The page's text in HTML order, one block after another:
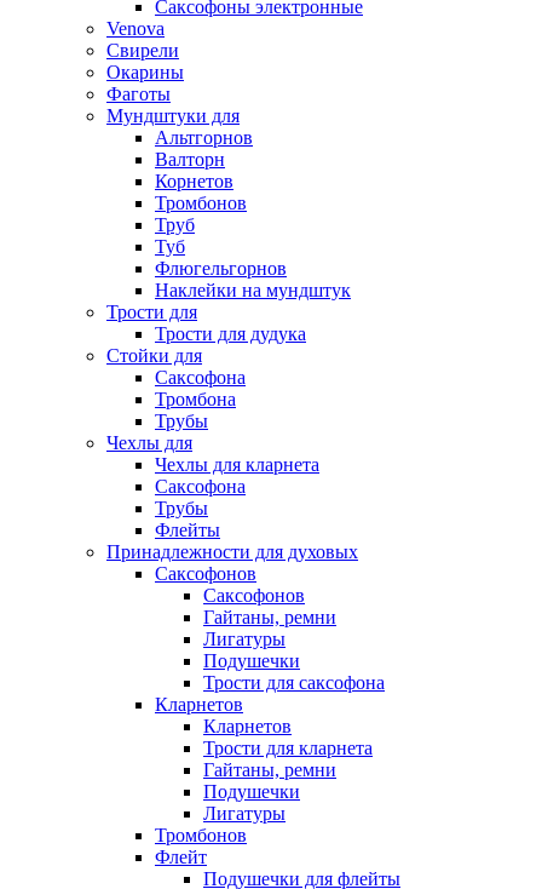
Саксофоны электронные
Venova
Свирели
Окарины
Фаготы
Мундштуки для
Альтгорнов
Валторн
Корнетов
Тромбонов
Труб
Туб
Флюгельгорнов
Наклейки на мундштук
Трости для
Трости для дудука
Стойки для
Саксофона
Тромбона
Трубы
Чехлы для
Чехлы для кларнета
Саксофона
Трубы
Флейты
Принадлежности для духовых
Саксофонов
Саксофонов
Гайтаны, ремни
Лигатуры
Подушечки
Трости для саксофона
Кларнетов
Кларнетов
Трости для кларнета
Гайтаны, ремни
Подушечки
Лигатуры
Тромбонов
Флейт
Подушечки для флейты